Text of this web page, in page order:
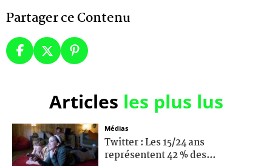
Partager ce Contenu
Articles les plus lus
Médias
Twitter : Les 15/24 ans
représentent 42 % des...